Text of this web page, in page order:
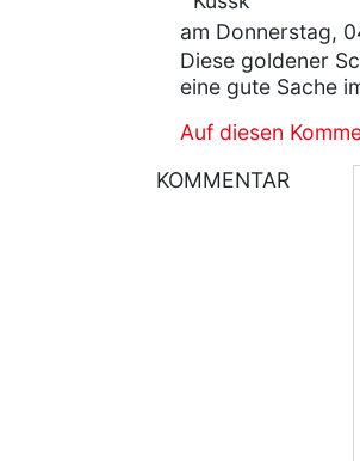
am Donnerstag,
Diese goldener
eine gute Sache
Auf diesen
KOMMENTAR